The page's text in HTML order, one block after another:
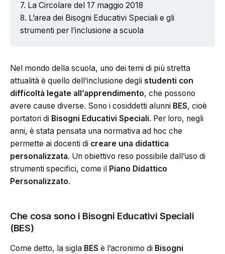
La Circolare del 17 maggio 2018
L’area dei Bisogni Educativi Speciali e gli
strumenti per l’inclusione a scuola
Nel mondo della scuola, uno dei temi di più stretta
attualità è quello dell’inclusione degli studenti con
difficoltà legate all’apprendimento, che possono
avere cause diverse. Sono i cosiddetti alunni BES, cioè
portatori di Bisogni Educativi Speciali. Per loro, negli
anni, è stata pensata una normativa ad hoc che
permette ai docenti di creare una didattica
personalizzata. Un obiettivo reso possibile dall’uso di
strumenti specifici, come il Piano Didattico
Personalizzato.
Che cosa sono i Bisogni Educativi Speciali
(BES)
Come detto, la sigla BES è l’acronimo di Bisogni